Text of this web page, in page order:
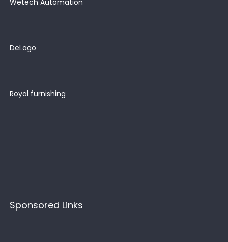
Wetech Automation
DeLago
Royal furnishing
Sponsored Links